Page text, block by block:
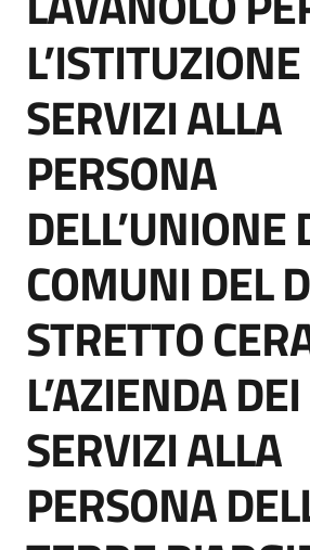
English
site
Seguici
su
SERVIZI ALLA
PERSONA
DELL’UNIONE
COMUNI DEL
STRETTO
L’AZIENDA DEI
SERVIZI ALLA
PERSONA